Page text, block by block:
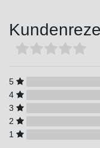
5
4
3
2
1